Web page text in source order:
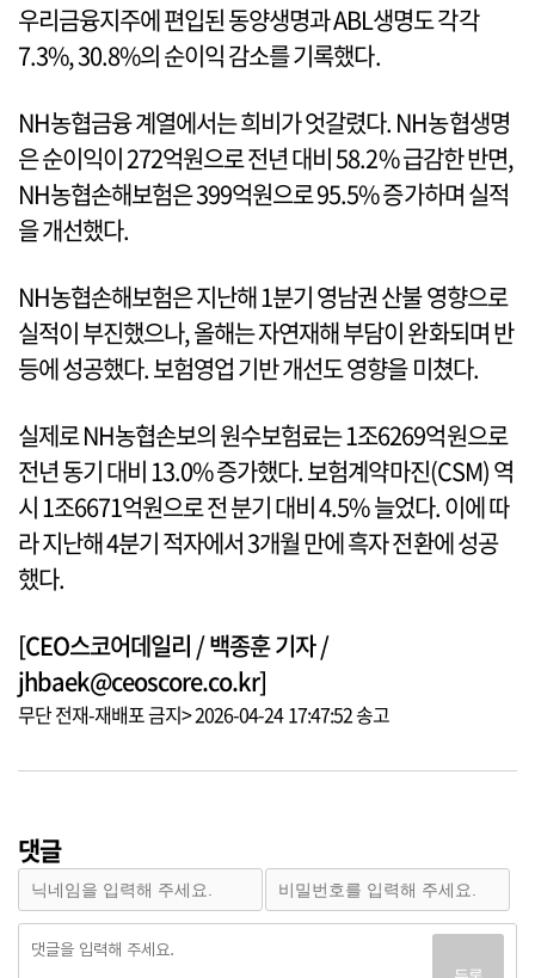
우리금융지주에 편입된 동양생명과 ABL생명도 각각
7.3%, 30.8%의 순이익 감소를 기록했다.
NH농협금융 계열에서는 희비가 엇갈렸다. NH농협생명
은 순이익이 272억원으로 전년 대비 58.2% 급감한 반면,
NH농협손해보험은 399억원으로 95.5% 증가하며 실적
을 개선했다.
NH농협손해보험은 지난해 1분기 영남권 산불 영향으로
실적이 부진했으나, 올해는 자연재해 부담이 완화되며 반
등에 성공했다. 보험영업 기반 개선도 영향을 미쳤다.
실제로 NH농협손보의 원수보험료는 1조6269억원으로
전년 동기 대비 13.0% 증가했다. 보험계약마진(CSM) 역
시 1조6671억원으로 전 분기 대비 4.5% 늘었다. 이에 따
라 지난해 4분기 적자에서 3개월 만에 흑자 전환에 성공
했다.
[CEO스코어데일리 / 백종훈 기자 /
jhbaek@ceoscore.co.kr]
무단 전재-재배포 금지> 2026-04-24 17:47:52 송고
댓글